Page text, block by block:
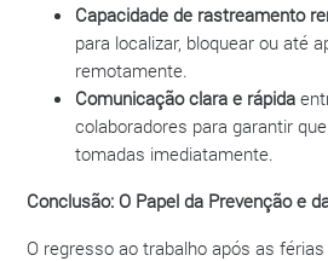
Capacidade de rastreamento
para localizar, bloquear ou até
remotamente.
Comunicação clara e rápida
colaboradores para garantir
tomadas imediatamente.
Conclusão: O Papel da Prevenção e
O regresso ao trabalho após as